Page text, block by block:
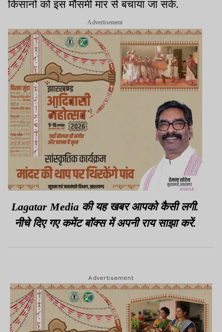
किसानों को इस मौसमी मार से बचाया जा सके.
Advertisement
Lagatar Media की यह खबर आपको कैसी लगी.
नीचे दिए गए कमेंट बॉक्स में अपनी राय साझा करें.
Advertisement